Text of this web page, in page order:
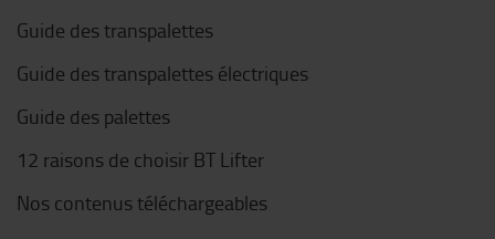
Guide des transpalettes
Guide des transpalettes électriques
Guide des palettes
12 raisons de choisir BT Lifter
Nos contenus téléchargeables